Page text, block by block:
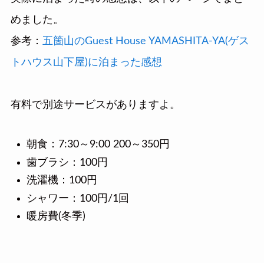
めました。
参考： 五箇山のGuest House YAMASHITA-YA(ゲス
トハウス山下屋)に泊まった感想
有料で別途サービスがありますよ。
朝食：7:30～9:00 200～350円
歯ブラシ：100円
洗濯機：100円
シャワー：100円/1回
暖房費(冬季)